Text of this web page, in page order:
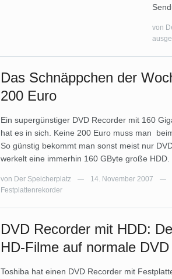
von
Das Schnäppchen der
200 Euro
Ein supergünstiger DVD Recorder mit 160
hat es in sich. Keine 200 Euro muss man
So günstig bekommt man sonst meist nur
werkelt eine immerhin 160 GByte große
von Der Speicherplatz — 14. November 2007 —
Festplattenrekorder
DVD Recorder mit HDD:
HD-Filme auf normale DVD
Toshiba hat einen DVD Recorder mit